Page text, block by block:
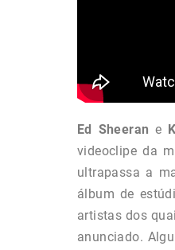
Ed Sheeran e
videoclipe da
ultrapassa a
álbum de
artistas dos
anunciado.